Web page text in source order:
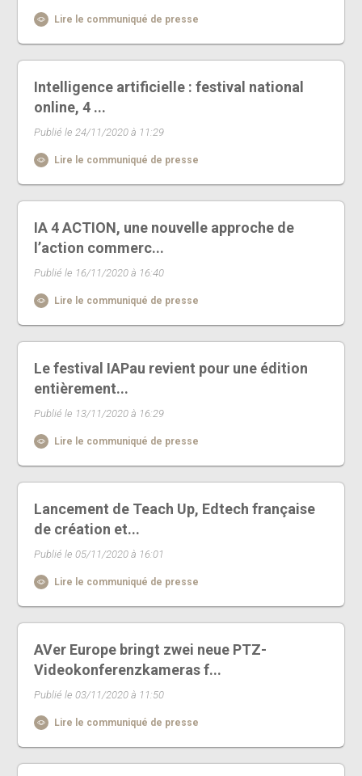
Lire le communiqué de presse
Intelligence artificielle : festival national
online, 4 ...
Publié le 24/11/2020 à 11:29
Lire le communiqué de presse
IA 4 ACTION, une nouvelle approche de
l’action commerc...
Publié le 16/11/2020 à 16:40
Lire le communiqué de presse
Le festival IAPau revient pour une édition
entièrement...
Publié le 13/11/2020 à 16:29
Lire le communiqué de presse
Lancement de Teach Up, Edtech française
de création et...
Publié le 05/11/2020 à 16:01
Lire le communiqué de presse
AVer Europe bringt zwei neue PTZ-
Videokonferenzkameras f...
Publié le 03/11/2020 à 11:50
Lire le communiqué de presse